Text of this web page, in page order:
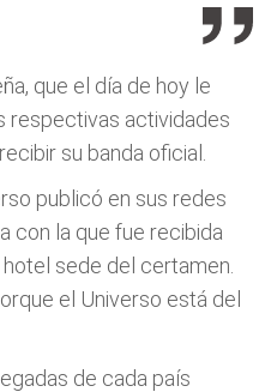
que el día de hoy le
respectivas actividades
su banda oficial.
publicó en sus redes
con la que fue recibida
sede del certamen.
el Universo está del
de cada país